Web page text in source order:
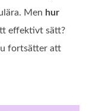
Men hur
effektivt sätt?
fortsätter att